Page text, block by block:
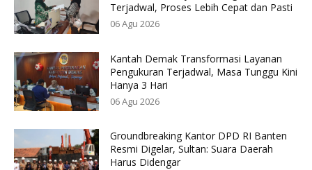
Terjadwal, Proses Lebih Cepat dan Pasti
06 Agu 2026
Kantah Demak Transformasi Layanan
Pengukuran Terjadwal, Masa Tunggu Kini
Hanya 3 Hari
06 Agu 2026
Groundbreaking Kantor DPD RI Banten
Resmi Digelar, Sultan: Suara Daerah
Harus Didengar